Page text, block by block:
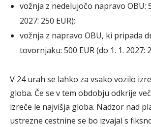
vožnja z nedelujočo napravo OBU:
2027: 250 EUR);
vožnja z napravo OBU, ki pripada
tovornjaku: 500 EUR (do 1. 1. 2027:
V 24 urah se lahko za vsako vozilo
globa. Če se v tem obdobju odkrije
izreče le najvišja globa. Nadzor nad
ustrezne cestnine se bo izvajal s